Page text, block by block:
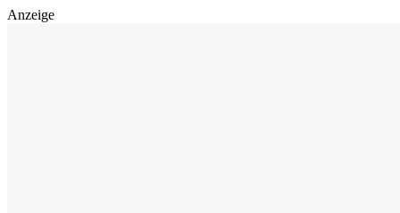
Anzeige